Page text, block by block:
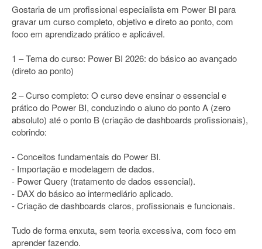
Gostaria de um profissional especialista em Power BI para
gravar um curso completo, objetivo e direto ao ponto, com
foco em aprendizado prático e aplicável.
1 – Tema do curso: Power BI 2026: do básico ao avançado
(direto ao ponto)
2 – Curso completo: O curso deve ensinar o essencial e
prático do Power BI, conduzindo o aluno do ponto A (zero
absoluto) até o ponto B (criação de dashboards profissionais),
cobrindo:
- Conceitos fundamentais do Power BI.
- Importação e modelagem de dados.
- Power Query (tratamento de dados essencial).
- DAX do básico ao intermediário aplicado.
- Criação de dashboards claros, profissionais e funcionais.
Tudo de forma enxuta, sem teoria excessiva, com foco em
aprender fazendo.